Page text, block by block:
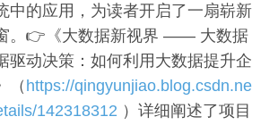
中的应用，为读者开启了一扇崭新
。👉《大数据新视界 —— 大数据
驱动决策：如何利用大数据提升企
（ https://qingyunjiao.blog.csdn.ne
142318312 ）详细阐述了项目